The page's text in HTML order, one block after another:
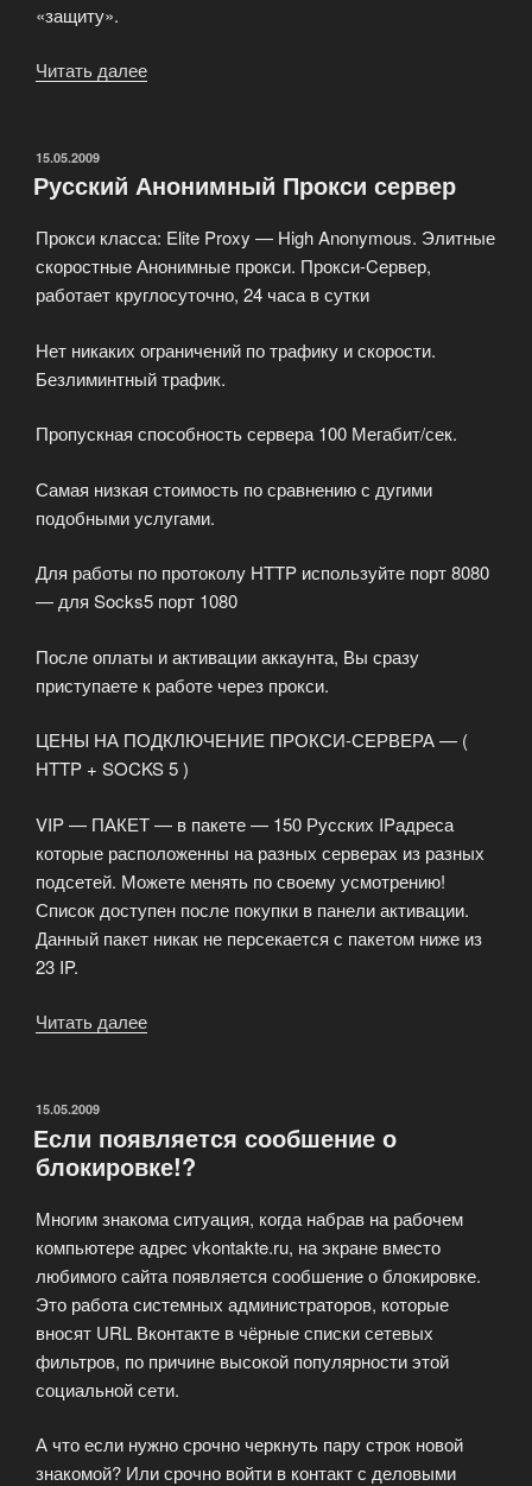
«защиту».
Читать далее
прост»
ОПУБЛИКОВАНО
15.05.2009
Русский Анонимный Прокси сервер
Прокси класса: Elite Proxy — High Anonymous. Элитные
скоростные Анонимные прокси. Прокси-Cервер,
работает круглосуточно, 24 часа в сутки
Нет никаких ограничений по трафику и скорости.
Безлиминтный трафик.
Пропускная способность сервера 100 Мегабит/сек.
Самая низкая стоимость по сравнению с дугими
подобными услугами.
Для работы по протоколу HTTP используйте порт 8080
— для Socks5 порт 1080
После оплаты и активации аккаунта, Вы сразу
приступаете к работе через прокси.
ЦЕНЫ НА ПОДКЛЮЧЕНИЕ ПРОКСИ-СЕРВЕРА — (
HTTP + SOCKS 5 )
VIP — ПАКЕТ — в пакете — 150 Русских IPадреса
которые расположенны на разных серверах из разных
подсетей. Можете менять по своему усмотрению!
Список доступен после покупки в панели активации.
Данный пакет никак не персекается с пакетом ниже из
23 IP.
Читать далее
ОПУБЛИКОВАНО
15.05.2009
Если появляется сообшение о
блокировке!?
Многим знакома ситуация, когда набрав на рабочем
компьютере адрес vkontakte.ru, на экране вместо
любимого сайта появляется сообшение о блокировке.
Это работа системных администраторов, которые
вносят URL Вконтакте в чёрные списки сетевых
фильтров, по причине высокой популярности этой
социальной сети.
А что если нужно срочно черкнуть пару строк новой
знакомой? Или срочно войти в контакт с деловыми